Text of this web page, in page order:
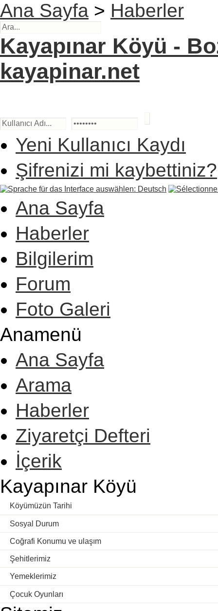
Ana Sayfa > Haberler
Kayapınar Köyü -
kayapinar.net
Yeni Kullanıcı Kaydı
Şifrenizi mi kaybettiniz?
Ana Sayfa
Haberler
Bilgilerim
Forum
Foto Galeri
Anamenü
Ana Sayfa
Arama
Haberler
Ziyaretçi Defteri
İçerik
Kayapınar Köyü
Köyümüzün Tarihi
Sosyal Durum
Coğrafi Konumu ve ulaşım
Şehitlerimiz
Yemeklerimiz
Çocuk Oyunları